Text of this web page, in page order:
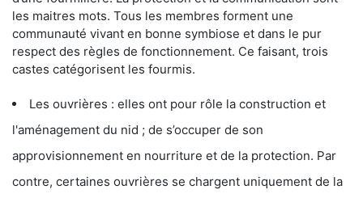
les maitres mots. Tous les membres forment une
communauté vivant en bonne symbiose et dans le pur
respect des règles de fonctionnement. Ce faisant, trois
castes catégorisent les fourmis.
Les ouvrières : elles ont pour rôle la construction et
l'aménagement du nid ; de s’occuper de son
approvisionnement en nourriture et de la protection. Par
contre, certaines ouvrières se chargent uniquement de la